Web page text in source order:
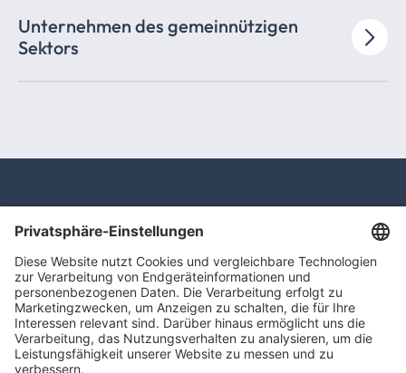
Unternehmen des gemeinnützigen
Sektors
SchwarzPartners
Rudolf-Breitscheid-Straße 16
90762 Fürth
info@schwarzpartners.de